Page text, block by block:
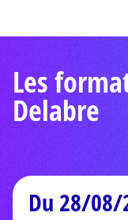
Les
Delabre
Du 28/